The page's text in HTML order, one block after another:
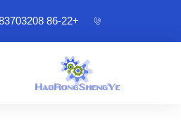
+86-22 83703208